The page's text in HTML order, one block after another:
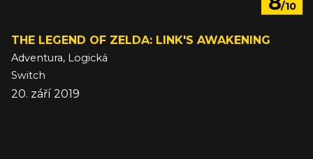
/10
THE LEGEND OF ZELDA: LINK'S AWAKENING
Adventura, Logická
Switch
20. září 2019